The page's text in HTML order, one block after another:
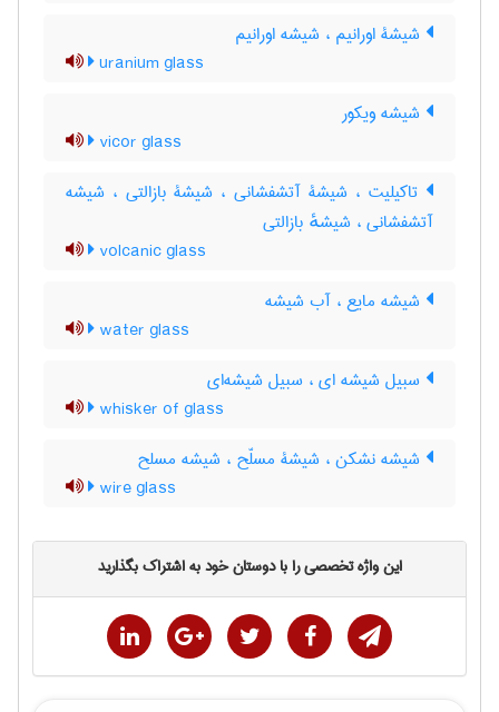
شیشۀ اورانیم ، شیشه اورانیم
uranium glass
شیشه ویکور
vicor glass
تاکیلیت ، شیشۀ آتشفشانی ، شیشۀ بازالتی ، شیشه
آتشفشانی ، شیشهٔ بازالتی
volcanic glass
شیشه مایع ، آب شیشه
water glass
سبیل شیشه ای ، سبیل شیشه‌ای
whisker of glass
شیشه نشکن ، شیشۀ مسلّح ، شیشه مسلح
wire glass
این واژه تخصصی را با دوستان خود به اشتراک بگذارید